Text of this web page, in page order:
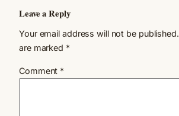
Leave a Reply
Your email address will not be published.
are marked *
Comment *